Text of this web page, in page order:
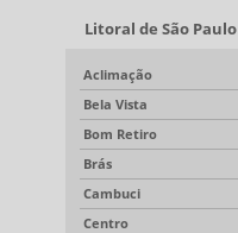
Litoral de São Paulo
Aclimação
Bela Vista
Bom Retiro
Brás
Cambuci
Centro